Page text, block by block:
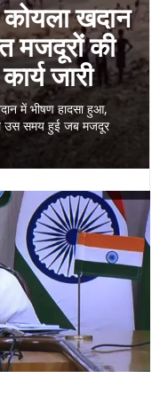
कोयला खदान
मजदूरों की
जारी
में भीषण हादसा हुआ,
उस समय हुई जब मजदूर